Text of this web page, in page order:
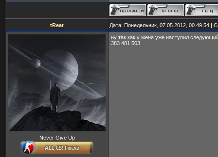
tReat Дата: Понедельник, 07.05.2012, 00.49.54 |
Never Give Up
ну так как у меня уже наступил
383 481 503